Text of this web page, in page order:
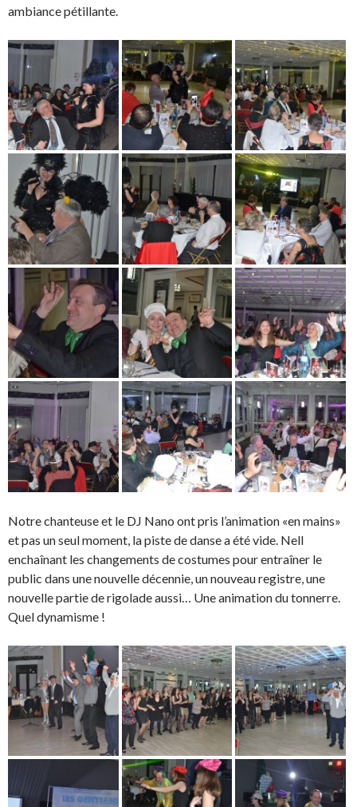
ambiance pétillante.
Notre chanteuse et le DJ Nano ont pris l’animation «en mains»
et pas un seul moment, la piste de danse a été vide. Nell
enchaînant les changements de costumes pour entraîner le
public dans une nouvelle décennie, un nouveau registre, une
nouvelle partie de rigolade aussi… Une animation du tonnerre.
Quel dynamisme !